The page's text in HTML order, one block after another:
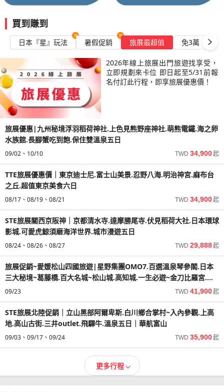
買到賺到
日本『星』玩法 暑假促銷 旅展最超值 免3萬
2026年線上旅展出門旅遊找享受，
立即規劃來卡位 即日起至5/31前報
名付訂此行程，即享旅展優惠價！
旅展優惠|九州秘境浮羽稻荷神社.上色見熊野座神社.萌熊電鐵.海之卵
水族館.長腳蟹吃到飽.保住雙溫泉五日
09/02 10/10 TWD 34,900起
TTE旅展優惠價｜東京迪士尼.富士山美景.忍野八海.明治神宮.麻布台
之丘.超值東京美食六日
08/17 08/19 08/21 TWD 34,900起
STE旅展關西京阪神｜京都清水寺.達摩勝尾寺.伏見稻荷大社.日本環球
影城.可愛虎鯨須磨海洋世界.城市漫遊五日
08/24 08/26 08/27 TWD 29,888起
旅展促銷~愛媛松山四國旅遊|星野集團OMO7.百選溫泉琴參閣.日本
三大秘境~葛藤橋.百大名城~松山城.高知城.一生必遊~金刀比羅宮.檮
原町建築巡禮.大步危遊船.弘人市場五日
09/23 TWD 41,900起
STE旅展北陸促銷｜立山黑部阿爾卑斯.白川鄉合掌村~入內參觀.上高
地.高山古街.三井outlet.飛驒牛.溫泉五日｜華航富山
09/03 09/17 09/24 TWD 35,900起
更多行程
街.
千
光
纜
溫
泉
五
日
住
萬
怡
｜
花
花
物
4
日
怡
中
鞦
韆
雲
邊
寺.
弘
人
市
場
五
日